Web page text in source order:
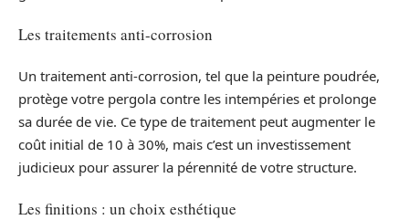
Les traitements anti-corrosion
Un traitement anti-corrosion, tel que la peinture poudrée,
protège votre pergola contre les intempéries et prolonge
sa durée de vie. Ce type de traitement peut augmenter le
coût initial de 10 à 30%, mais c’est un investissement
judicieux pour assurer la pérennité de votre structure.
Les finitions : un choix esthétique